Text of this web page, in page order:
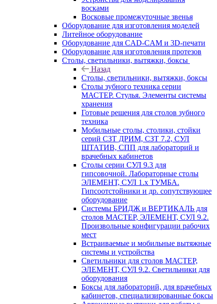
восками
Восковые промежуточные звенья
Оборудование для изготовления моделей
Литейное оборудование
Оборудование для CAD-CAM и 3D-печати
Оборудование для изготовления протезов
Cтолы, светильники, вытяжки, боксы
Назад
Cтолы, светильники, вытяжки, боксы
Столы зубного техника серии
МАСТЕР. Стулья. Элементы системы
хранения
Готовые решения для столов зубного
техника
Мобильные столы, столики, стойки
серий СЗТ ДРИМ, СЗТ 7.2, СУЛ
ШТАТИВ, СПП для лабораторий и
врачебных кабинетов
Столы серии СУЛ 9.3 для
гипсовочной. Лабораторные столы
ЭЛЕМЕНТ, СУЛ 1.х ТУМБА.
Гипсоотстойники и др. сопутствующее
оборудование
Системы БРИДЖ и ВЕРТИКАЛЬ для
столов МАСТЕР, ЭЛЕМЕНТ, СУЛ 9.2.
Произвольные конфигурации рабочих
мест
Встраиваемые и мобильные вытяжные
системы и устройства
Светильники для столов МАСТЕР,
ЭЛЕМЕНТ, СУЛ 9.2. Светильники для
оборудования
Боксы для лабораторий, для врачебных
кабинетов, специализированные боксы